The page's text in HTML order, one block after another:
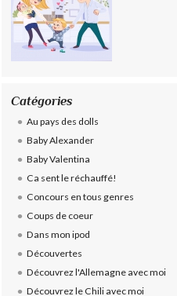
Catégories
Au pays des dolls
Baby Alexander
Baby Valentina
Ca sent le réchauffé!
Concours en tous genres
Coups de coeur
Dans mon ipod
Découvertes
Découvrez l'Allemagne avec moi
Découvrez le Chili avec moi